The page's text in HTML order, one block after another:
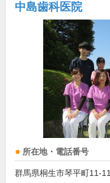
中島歯科医院
所在地・電話番号
群馬県桐生市琴平町11-11